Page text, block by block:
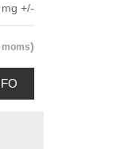
+/-
moms)